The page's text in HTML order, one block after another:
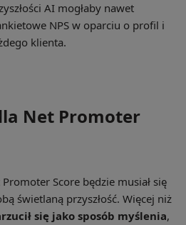
AI mogłaby nawet
NPS w oparciu o profil i
klienta.
Net Promoter
Score będzie musiał się
świetlaną przyszłość. Więcej niż
się jako sposób myślenia,